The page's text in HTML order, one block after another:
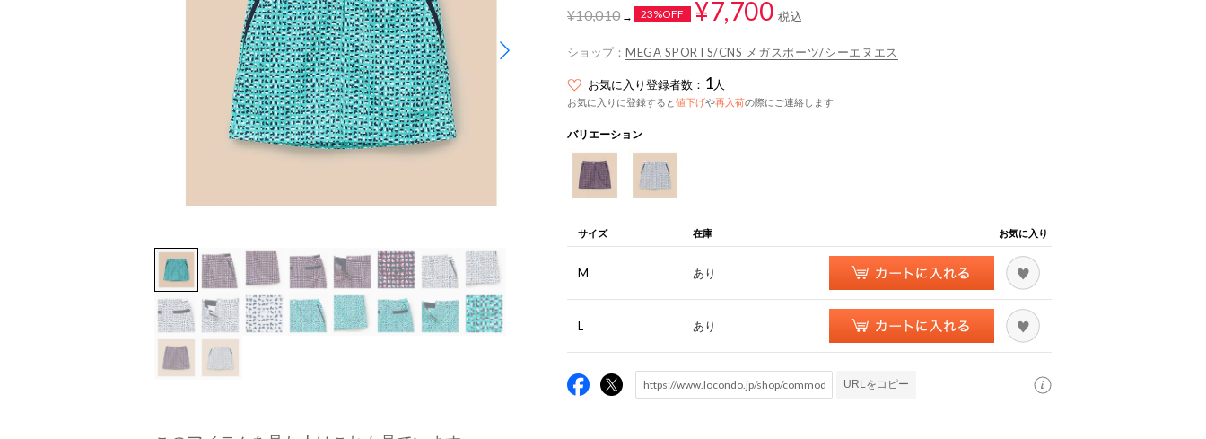
¥10,010→ 23%OFF ¥7,700 税込
ショップ： MEGA SPORTS/CNS メガスポーツ/シーエヌエス
お気に入り登録者数： 1人
お気に入りに登録すると値下げや再入荷の際にご連絡します
バリエーション
サイズ 在庫 お気に入り
M あり
L あり
URLをコピー